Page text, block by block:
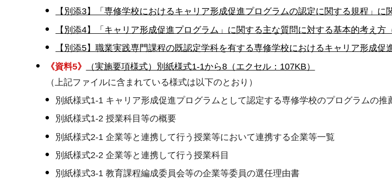
【別添3】「専修学校におけるキャリア形成促進プログラムの認定に関する規程」に
【別添4】「キャリア形成促進プログラム」に関する主な質問に対する基本的考え方
【別添5】職業実践専門課程の既認定学科を有する専修学校におけるキャリア形成促
《資料5》
（実施要項様式）別紙様式1-1から8（エクセル：107KB）
（上記ファイルに含まれている様式は以下のとおり）
別紙様式1-1 キャリア形成促進プログラムとして認定する専修学校のプログラムの推
別紙様式1-2 授業科目等の概要
別紙様式2-1 企業等と連携して行う授業等において連携する企業等一覧
別紙様式2-2 企業等と連携して行う授業科目
別紙様式3-1 教育課程編成委員会等の企業等委員の選任理由書